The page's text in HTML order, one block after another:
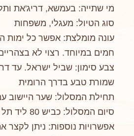
מי שתייה: בעמשא, דריג'את
סוג הטיול: מעגלי, משפחות
עונה מומלצת: אפשר כל ימות
חמים במיוחד. רצוי לא
צבע סימון: שביל ישראל. עד
שמורת טבע בדרך הרומית
תחילת המסלול: שער היישוב
סיום המסלול: כביש 80 ליד תל ערד
אפשרויות נוספות: ניתן לקצר